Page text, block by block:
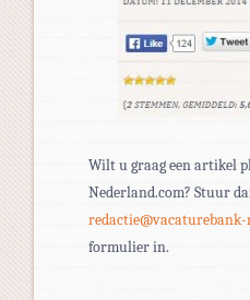
Wilt u graag een artikel
Nederland.com? Stuur
formulier in.